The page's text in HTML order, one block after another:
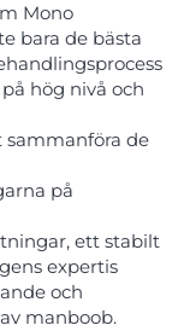
Mono
bara de bästa
hög nivå och
sammanföra de
på
ett stabilt
expertis
och
manboob.